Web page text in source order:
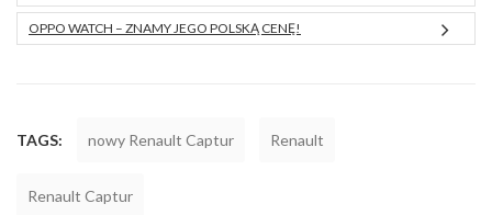
OPPO WATCH – ZNAMY JEGO POLSKĄ CENĘ!
TAGS: nowy Renault Captur Renault
Renault Captur